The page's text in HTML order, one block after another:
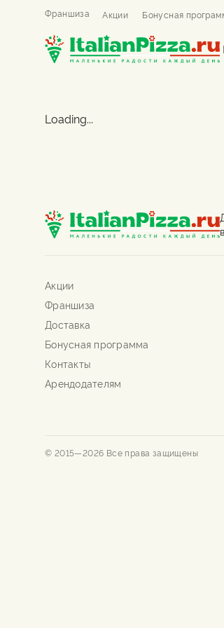
Франшиза Акции Бонусная
Loading...
Акции
Франшиза
Доставка
Бонусная программа
Контакты
Арендодателям
© 2015—2026 Все права защищены